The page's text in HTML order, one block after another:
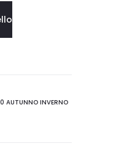
AUTUNNO INVERNO